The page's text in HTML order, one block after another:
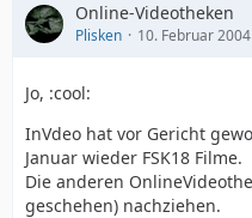
Online-Videotheken
Plisken 10. Februar
Jo, :cool:
InVdeo hat vor Gericht
Januar wieder FSK18 Filme.
Die anderen
geschehen) nachziehen.